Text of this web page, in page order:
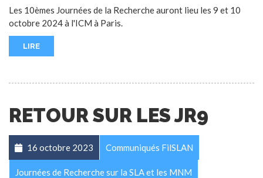
Les 10èmes Journées de la Recherche auront lieu les 9 et 10
octobre 2024 à l'ICM à Paris.
LIRE
RETOUR SUR LES JR9
16 octobre 2023 Communiqués FilSLAN
Journées de Recherche sur la SLA et les MNM